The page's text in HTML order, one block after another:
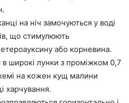
на ніч замочуються у воді
що стимулюють
або корневина.
широкі лунки з проміжком 0,7
на кожен кущ малини
харчування.